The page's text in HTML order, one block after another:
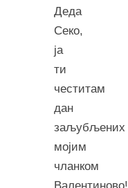
Деда
Секо,
ја
ти
честитам
дан
заљубљених
мојим
чланком